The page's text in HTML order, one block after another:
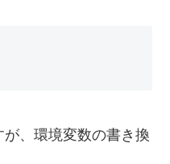
、環境変数の書き換